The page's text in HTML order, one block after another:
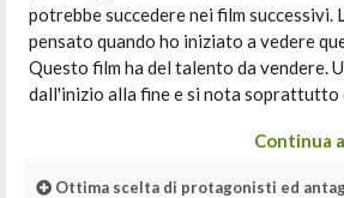
potrebbe succedere nei film successivi.
pensato quando ho iniziato a vedere
Questo film ha del talento da vendere.
dall'inizio alla fine e si nota soprattutto
Continua
Ottima scelta di protagonisti ed